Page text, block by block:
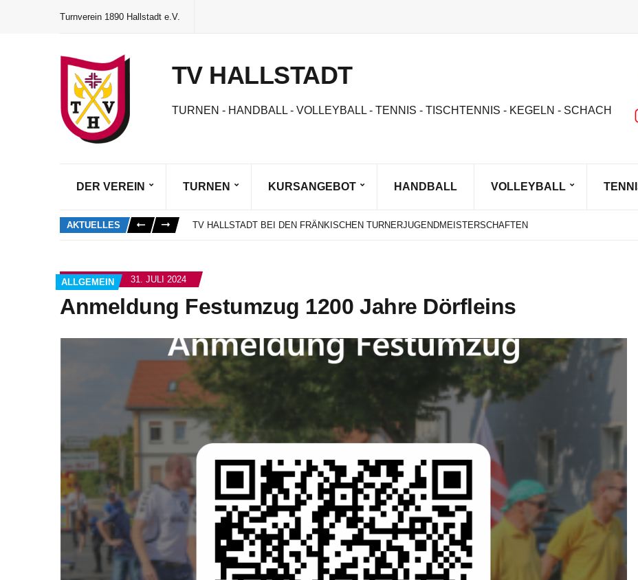
Turnverein 1890 Hallstadt e.V.
TV HALLSTADT
TURNEN - HANDBALL - VOLLEYBALL - TENNIS - TISCHTENNIS - KEGELN - SCHACH
DER VEREIN TURNEN KURSANGEBOT HANDBALL VOLLEYBALL
AKTUELLES
TV HALLSTADT BEI DEN FRÄNKISCHEN TURNERJUGENDMEISTERSCHAFTEN
SCHNUPPERTRAINING SONNE SAND BEACHVOLLEYBALL
ALLGEMEIN 31. JULI 2024
Anmeldung Festumzug 1200 Jahre Dörfleins